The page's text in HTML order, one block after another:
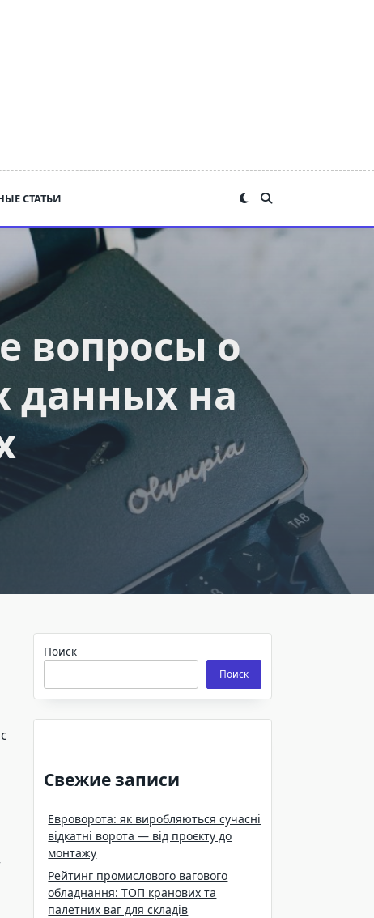
СТАТЬИ
вопросы о
данных на
Поиск
Поиск
Свежие записи
Евроворота: як виробляються сучасні
відкатні ворота — від проєкту до
монтажу
Рейтинг промислового вагового
обладнання: ТОП кранових та
палетних ваг для складів